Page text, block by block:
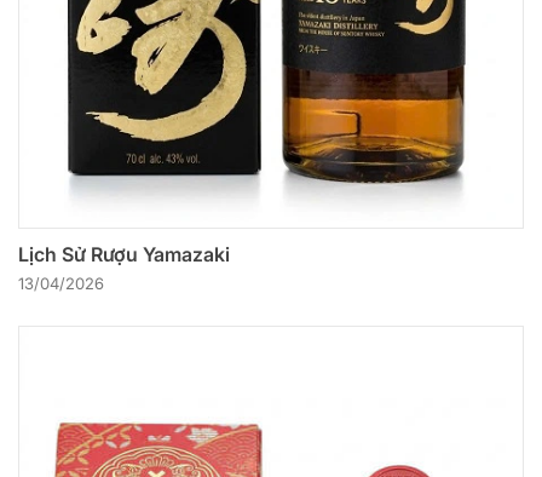
Lịch Sử Rượu Yamazaki
13/04/2026